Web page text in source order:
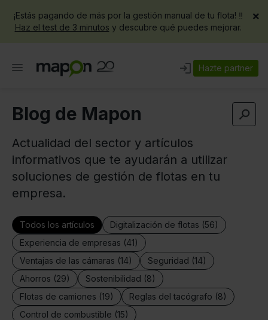
¡Estás pagando de más por la gestión manual de tu flota! ‼️
Haz el test de 3 minutos y descubre qué puedes mejorar.
×
Hazte partner
Blog de Mapon
Actualidad del sector y artículos
informativos que te ayudarán a utilizar
soluciones de gestión de flotas en tu
empresa.
Todos los artículos
Digitalización de flotas (56)
Experiencia de empresas (41)
Ventajas de las cámaras (14)
Seguridad (14)
Ahorros (29)
Sostenibilidad (8)
Flotas de camiones (19)
Reglas del tacógrafo (8)
Control de combustible (15)